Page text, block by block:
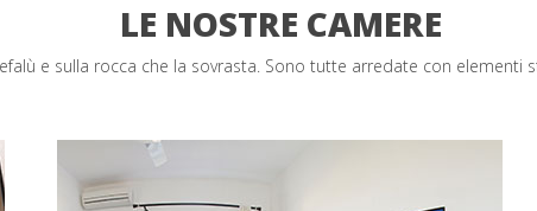
LE NOSTRE CAMERE
e sulla rocca che la sovrasta. Sono tutte arredate con